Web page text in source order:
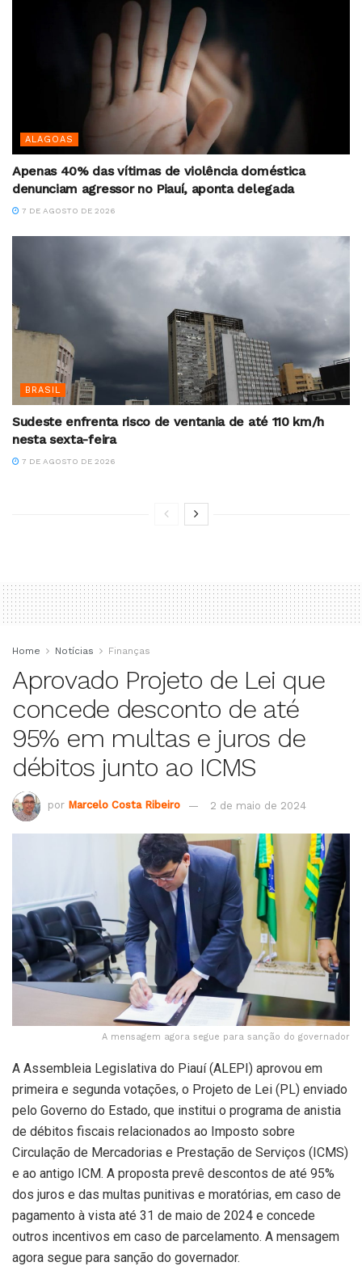
ALAGOAS
Apenas 40% das vítimas de violência doméstica
denunciam agressor no Piauí, aponta delegada
7 DE AGOSTO DE 2026
BRASIL
Sudeste enfrenta risco de ventania de até 110 km/h
nesta sexta-feira
7 DE AGOSTO DE 2026
Home Notícias Finanças
Aprovado Projeto de Lei que
concede desconto de até
95% em multas e juros de
débitos junto ao ICMS
por Marcelo Costa Ribeiro 2 de maio de 2024
A mensagem agora segue para sanção do governador
A Assembleia Legislativa do Piauí (ALEPI) aprovou em
primeira e segunda votações, o Projeto de Lei (PL) enviado
pelo Governo do Estado, que institui o programa de anistia
de débitos fiscais relacionados ao Imposto sobre
Circulação de Mercadorias e Prestação de Serviços (ICMS)
e ao antigo ICM. A proposta prevê descontos de até 95%
dos juros e das multas punitivas e moratórias, em caso de
pagamento à vista até 31 de maio de 2024 e concede
outros incentivos em caso de parcelamento. A mensagem
agora segue para sanção do governador.